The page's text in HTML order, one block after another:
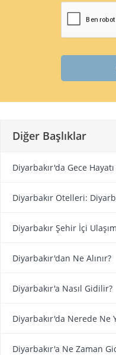
Diğer Başlıklar
Diyarbakır'da Gece
Diyarbakır Otelleri:
Diyarbakır Şehir İçi Ulaşım
Diyarbakır'dan Ne Alınır?
Diyarbakır'a Nasıl Gidilir?
Diyarbakır'da Nerede Ne
Diyarbakır'a Ne Zaman